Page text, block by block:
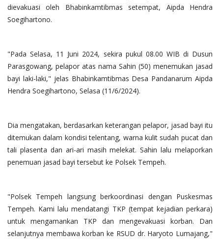
dievakuasi oleh Bhabinkamtibmas setempat, Aipda Hendra
Soegihartono.
"Pada Selasa, 11 Juni 2024, sekira pukul 08.00 WIB di Dusun
Parasgowang, pelapor atas nama Sahin (50) menemukan jasad
bayi laki-laki," jelas Bhabinkamtibmas Desa Pandanarum Aipda
Hendra Soegihartono, Selasa (11/6/2024).
Dia mengatakan, berdasarkan keterangan pelapor, jasad bayi itu
ditemukan dalam kondisi telentang, warna kulit sudah pucat dan
tali plasenta dan ari-ari masih melekat. Sahin lalu melaporkan
penemuan jasad bayi tersebut ke Polsek Tempeh.
"Polsek Tempeh langsung berkoordinasi dengan Puskesmas
Tempeh. Kami lalu mendatangi TKP (tempat kejadian perkara)
untuk mengamankan TKP dan mengevakuasi korban. Dan
selanjutnya membawa korban ke RSUD dr. Haryoto Lumajang,"